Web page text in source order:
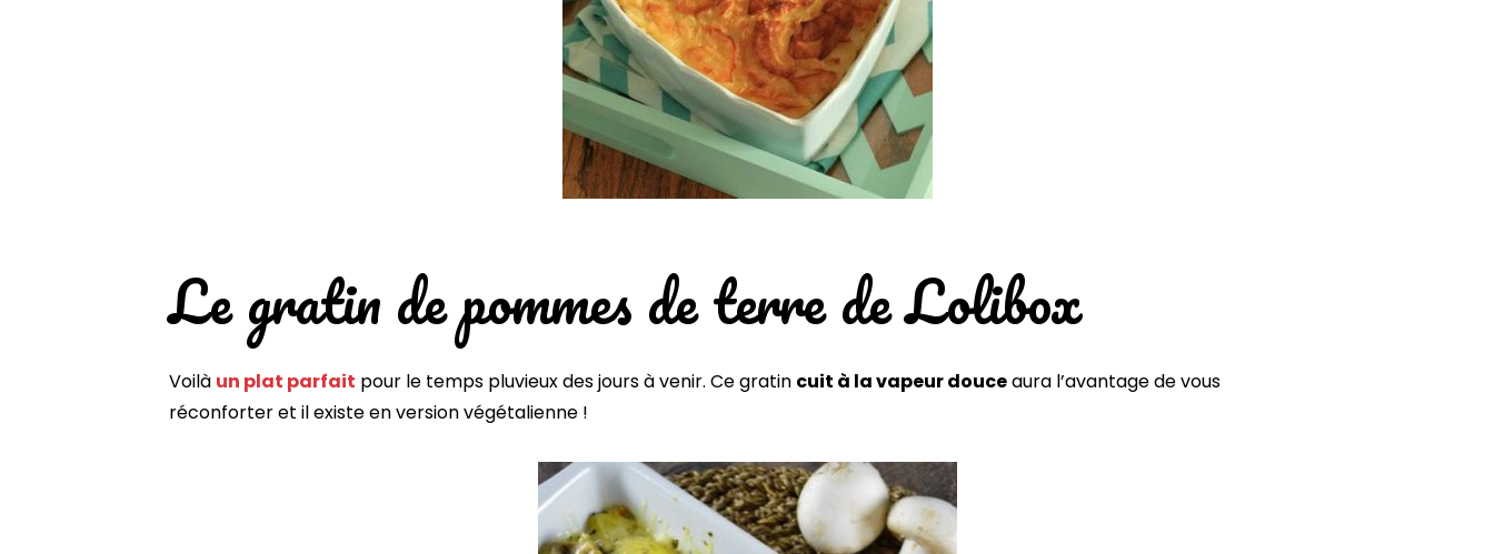
Le gratin de pommes de terre de Lolibox
Voilà un plat parfait pour le temps pluvieux des jours à venir. Ce gratin cuit à la vapeur douceaura l’avantage de vous
réconforter et il existe en version végétalienne !